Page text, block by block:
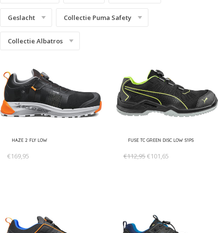
Geslacht Collectie Puma Safety
Collectie Albatros
HAZE 2 FLY LOW
€169,95
FUSE TC GREEN DISC LOW S1PS
€112,95€101,65